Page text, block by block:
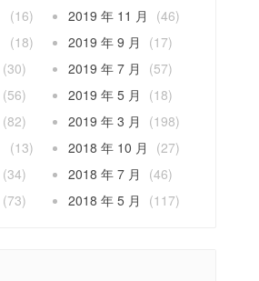
(16) 2019 年 11 月
(46)
(18) 2019 年 9 月
(17)
(30) 2019 年 7 月
(57)
(56) 2019 年 5 月
(18)
(82) 2019 年 3 月
(198)
(13) 2018 年 10 月
(27)
(34) 2018 年 7 月
(46)
(73) 2018 年 5 月 (117)